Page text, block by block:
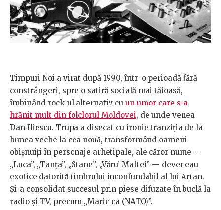
Timpuri Noi a virat după 1990, într-o perioadă fără
constrângeri, spre o satiră socială mai tăioasă,
îmbinând rock-ul alternativ cu un umor care s-a
hrănit mult din folclorul Moldovei, de unde venea
Dan Iliescu. Trupa a disecat cu ironie tranziția de la
lumea veche la cea nouă, transformând oameni
obișnuiți în personaje arhetipale, ale căror nume —
„Luca”, „Tanța”, „Stane”, „Văru’ Maftei” — deveneau
exotice datorită timbrului inconfundabil al lui Artan.
Și-a consolidat succesul prin piese difuzate în buclă la
radio și TV, precum „Maricica (NATO)”.